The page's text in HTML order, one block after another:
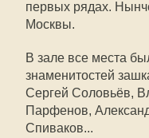
первых рядах.
Москвы.
В зале все места
знаменитостей
Сергей Соловьёв,
Парфенов,
Спиваков...